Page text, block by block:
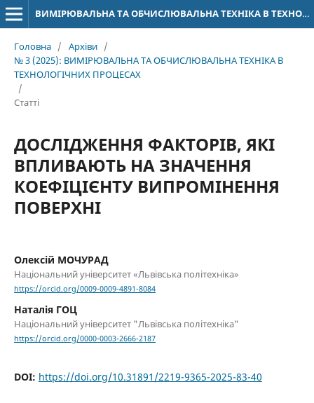
ВИМІРЮВАЛЬНА ТА ОБЧИСЛЮВАЛЬНА ТЕХНІКА В ТЕХНОЛОГІЧНИХ ПРОЦЕСАХ
Головна / Архіви /
№ 3 (2025): ВИМІРЮВАЛЬНА ТА ОБЧИСЛЮВАЛЬНА ТЕХНІКА В
ТЕХНОЛОГІЧНИХ ПРОЦЕСАХ
/
Статті
ДОСЛІДЖЕННЯ ФАКТОРІВ, ЯКІ
ВПЛИВАЮТЬ НА ЗНАЧЕННЯ
КОЕФІЦІЄНТУ ВИПРОМІНЕННЯ
ПОВЕРХНІ
Олексій МОЧУРАД
Національний університет «Львівська політехніка»
https://orcid.org/0009-0009-4891-8084
Наталія ГОЦ
Національний університет "Львівська політехніка"
https://orcid.org/0000-0003-2666-2187
DOI: https://doi.org/10.31891/2219-9365-2025-83-40